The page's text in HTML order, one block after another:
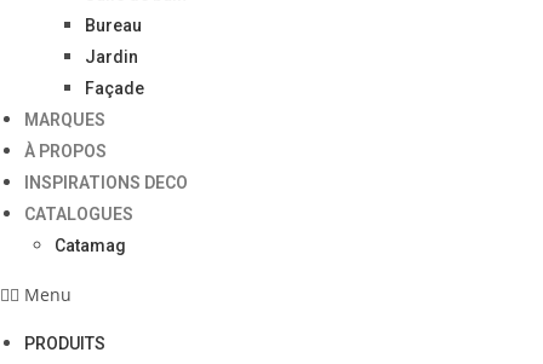
Bureau
Jardin
Façade
MARQUES
À PROPOS
INSPIRATIONS DECO
CATALOGUES
Catamag
Menu
PRODUITS